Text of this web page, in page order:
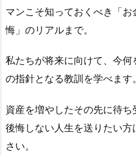
マンこそ知っておくべき「
悔」のリアルまで。
私たちが将来に向けて、今
の指針となる教訓を学べます。
資産を増やしたその先に待ち
後悔しない人生を送りたい
さい。